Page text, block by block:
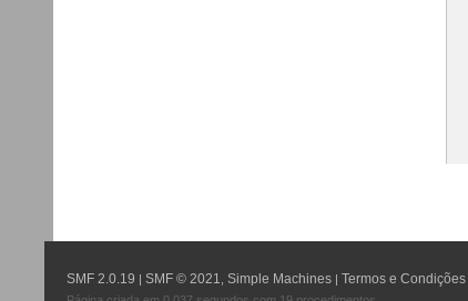
SMF 2.0.19 |SMF © 2021 ,Simple Machines |Termos e Condições